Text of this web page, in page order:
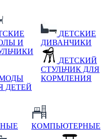
И
ДЕТЕЙ
ДЕТСКИЕ
ДИВАНЧИКИ
ДЕТСКИЙ
СТУЛЬЧИК ДЛЯ
КОРМЛЕНИЯ
КОМПЬЮТЕРНЫЕ